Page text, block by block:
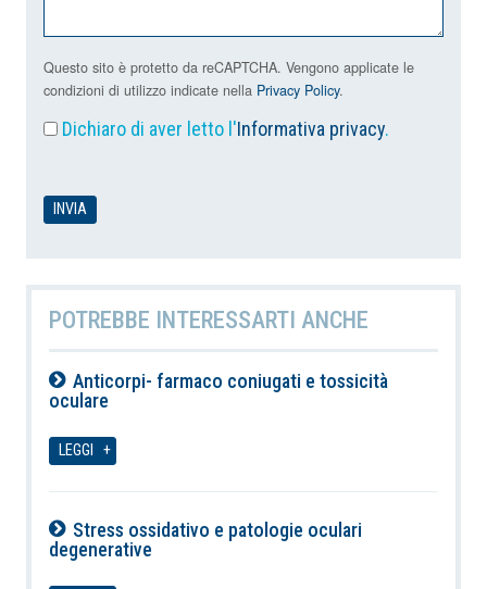
Questo sito è protetto da reCAPTCHA. Vengono applicate le
condizioni di utilizzo indicate nella Privacy Policy.
Dichiaro di aver letto l'Informativa privacy.
POTREBBE INTERESSARTI ANCHE
Anticorpi- farmaco coniugati e tossicità
oculare
LEGGI
Stress ossidativo e patologie oculari
degenerative